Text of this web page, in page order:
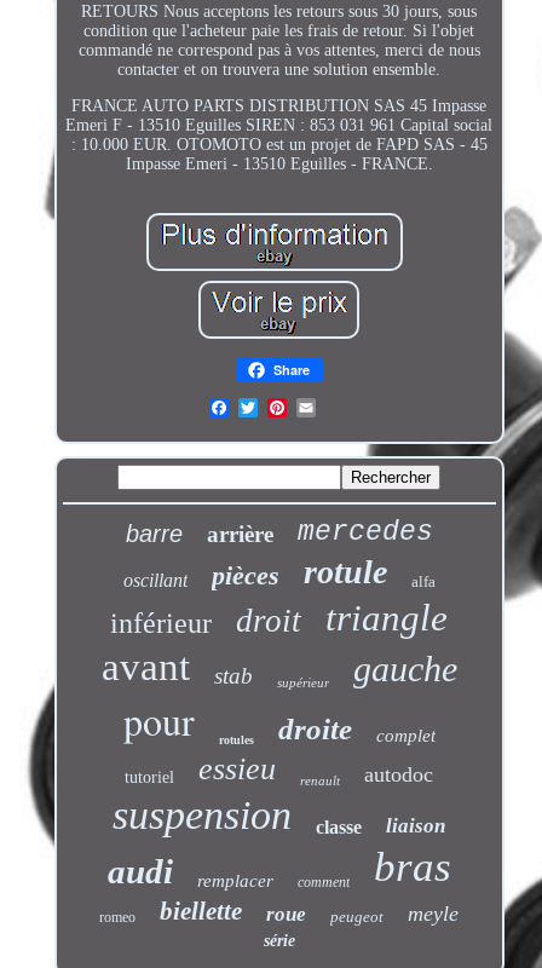
RETOURS Nous acceptons les retours sous 30 jours, sous
condition que l'acheteur paie les frais de retour. Si l'objet
commandé ne correspond pas à vos attentes, merci de nous
contacter et on trouvera une solution ensemble.
FRANCE AUTO PARTS DISTRIBUTION SAS 45 Impasse
Emeri F - 13510 Eguilles SIREN : 853 031 961 Capital social
: 10.000 EUR. OTOMOTO est un projet de FAPD SAS - 45
Impasse Emeri - 13510 Eguilles - FRANCE.
Share
barre arrière mercedes
oscillant pièces rotule alfa
inférieur droit triangle
avant stab supérieur gauche
pour rotules droite complet
tutoriel essieu renault autodoc
suspension classe liaison
audi remplacer comment bras
romeo biellette roue peugeot meyle
série